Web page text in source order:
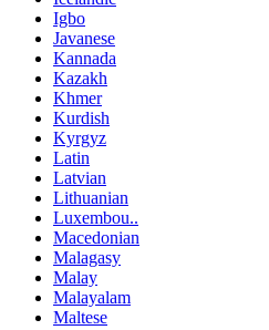
Igbo
Javanese
Kannada
Kazakh
Khmer
Kurdish
Kyrgyz
Latin
Latvian
Lithuanian
Luxembou..
Macedonian
Malagasy
Malay
Malayalam
Maltese